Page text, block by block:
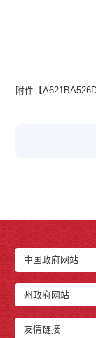
附件【
中国政府网站
州政府网站
友情链接